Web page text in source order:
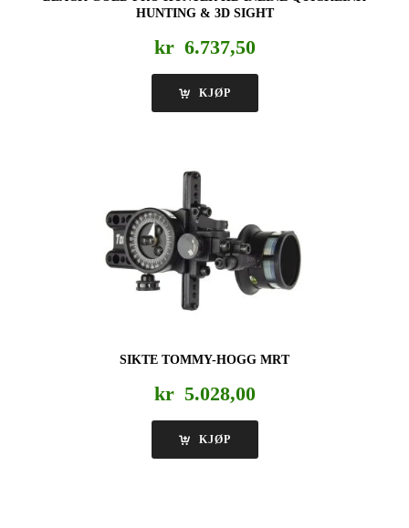
HUNTING & 3D SIGHT
kr 6.737,50
KJØP
SIKTE TOMMY-HOGG MRT
kr 5.028,00
KJØP